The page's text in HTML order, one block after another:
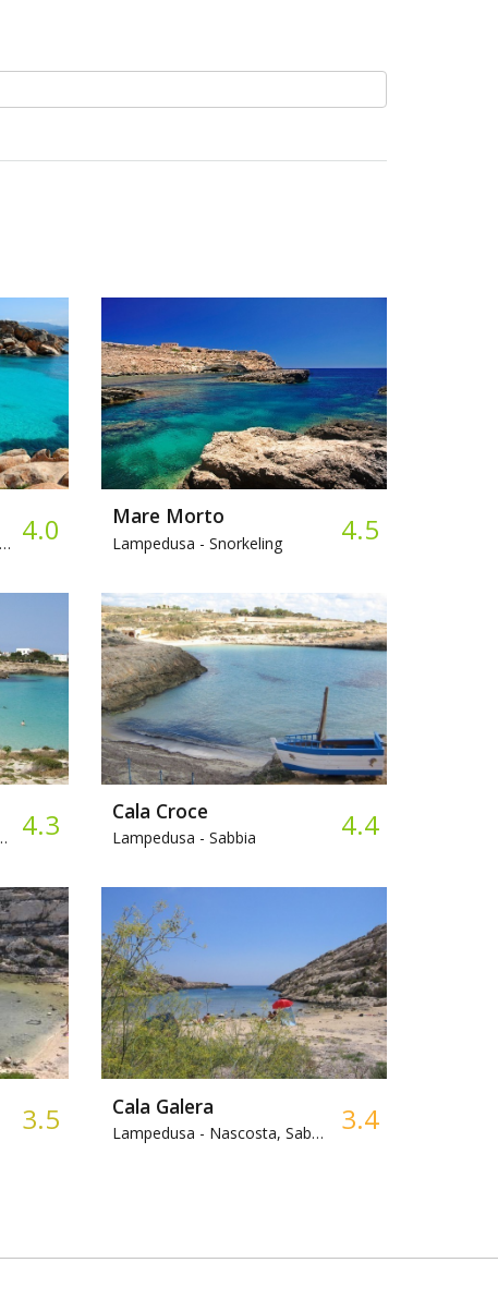
4.0 Mare Morto
Lampedusa - Snorkeling 4.5
4.3 Cala Croce
Lampedusa - Sabbia 4.4
3.5 Cala Galera
Lampedusa - Nascosta, Sabbia, Snorkeling 3.4